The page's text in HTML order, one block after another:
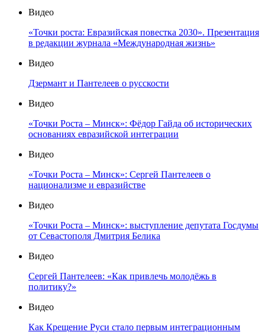
Видео
«Точки роста: Евразийская повестка 2030». Презентация
в редакции журнала «Международная жизнь»
Видео
Дзермант и Пантелеев о русскости
Видео
«Точки Роста – Минск»: Фёдор Гайда об исторических
основаниях евразийской интеграции
Видео
«Точки Роста – Минск»: Сергей Пантелеев о
национализме и евразийстве
Видео
«Точки Роста – Минск»: выступление депутата Госдумы
от Севастополя Дмитрия Белика
Видео
Сергей Пантелеев: «Как привлечь молодёжь в
политику?»
Видео
Как Крещение Руси стало первым интеграционным